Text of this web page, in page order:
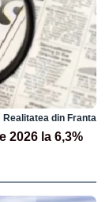
Realitatea din Franta
2026 la 6,3%